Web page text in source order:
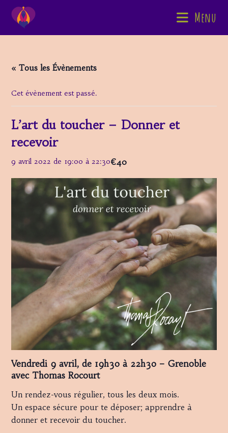
Menu
« Tous les Évènements
Cet évènement est passé.
L’art du toucher – Donner et
recevoir
9 avril 2022 de 19:00 à22:30€40
Vendredi 9 avril, de 19h30 à 22h30 – Grenoble
avec Thomas Rocourt
Un rendez-vous régulier, tous les deux mois.
Un espace sécure pour te déposer; apprendre à
donner et recevoir du toucher.